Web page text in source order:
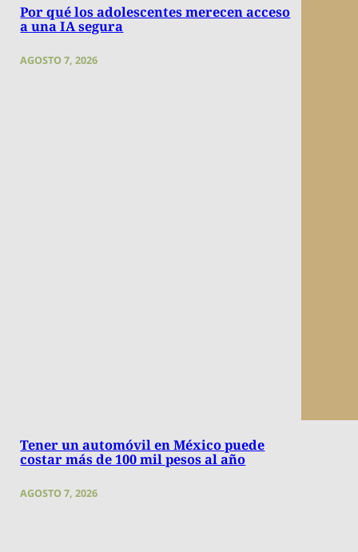
Por qué los adolescentes merecen acceso
a una IA segura
AGOSTO 7, 2026
Tener un automóvil en México puede
costar más de 100 mil pesos al año
AGOSTO 7, 2026